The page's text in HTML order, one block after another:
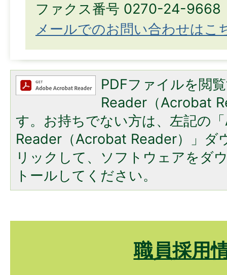
ファクス番号 0270-24-9668
メールでのお問い合わせはこ
PDFファイルを閲
Reader（Acrobat
す。お持ちでない方は、左記の
Reader（Acrobat Reader）」ダ
リックして、ソフトウェアをダ
トールしてください。
職員採用